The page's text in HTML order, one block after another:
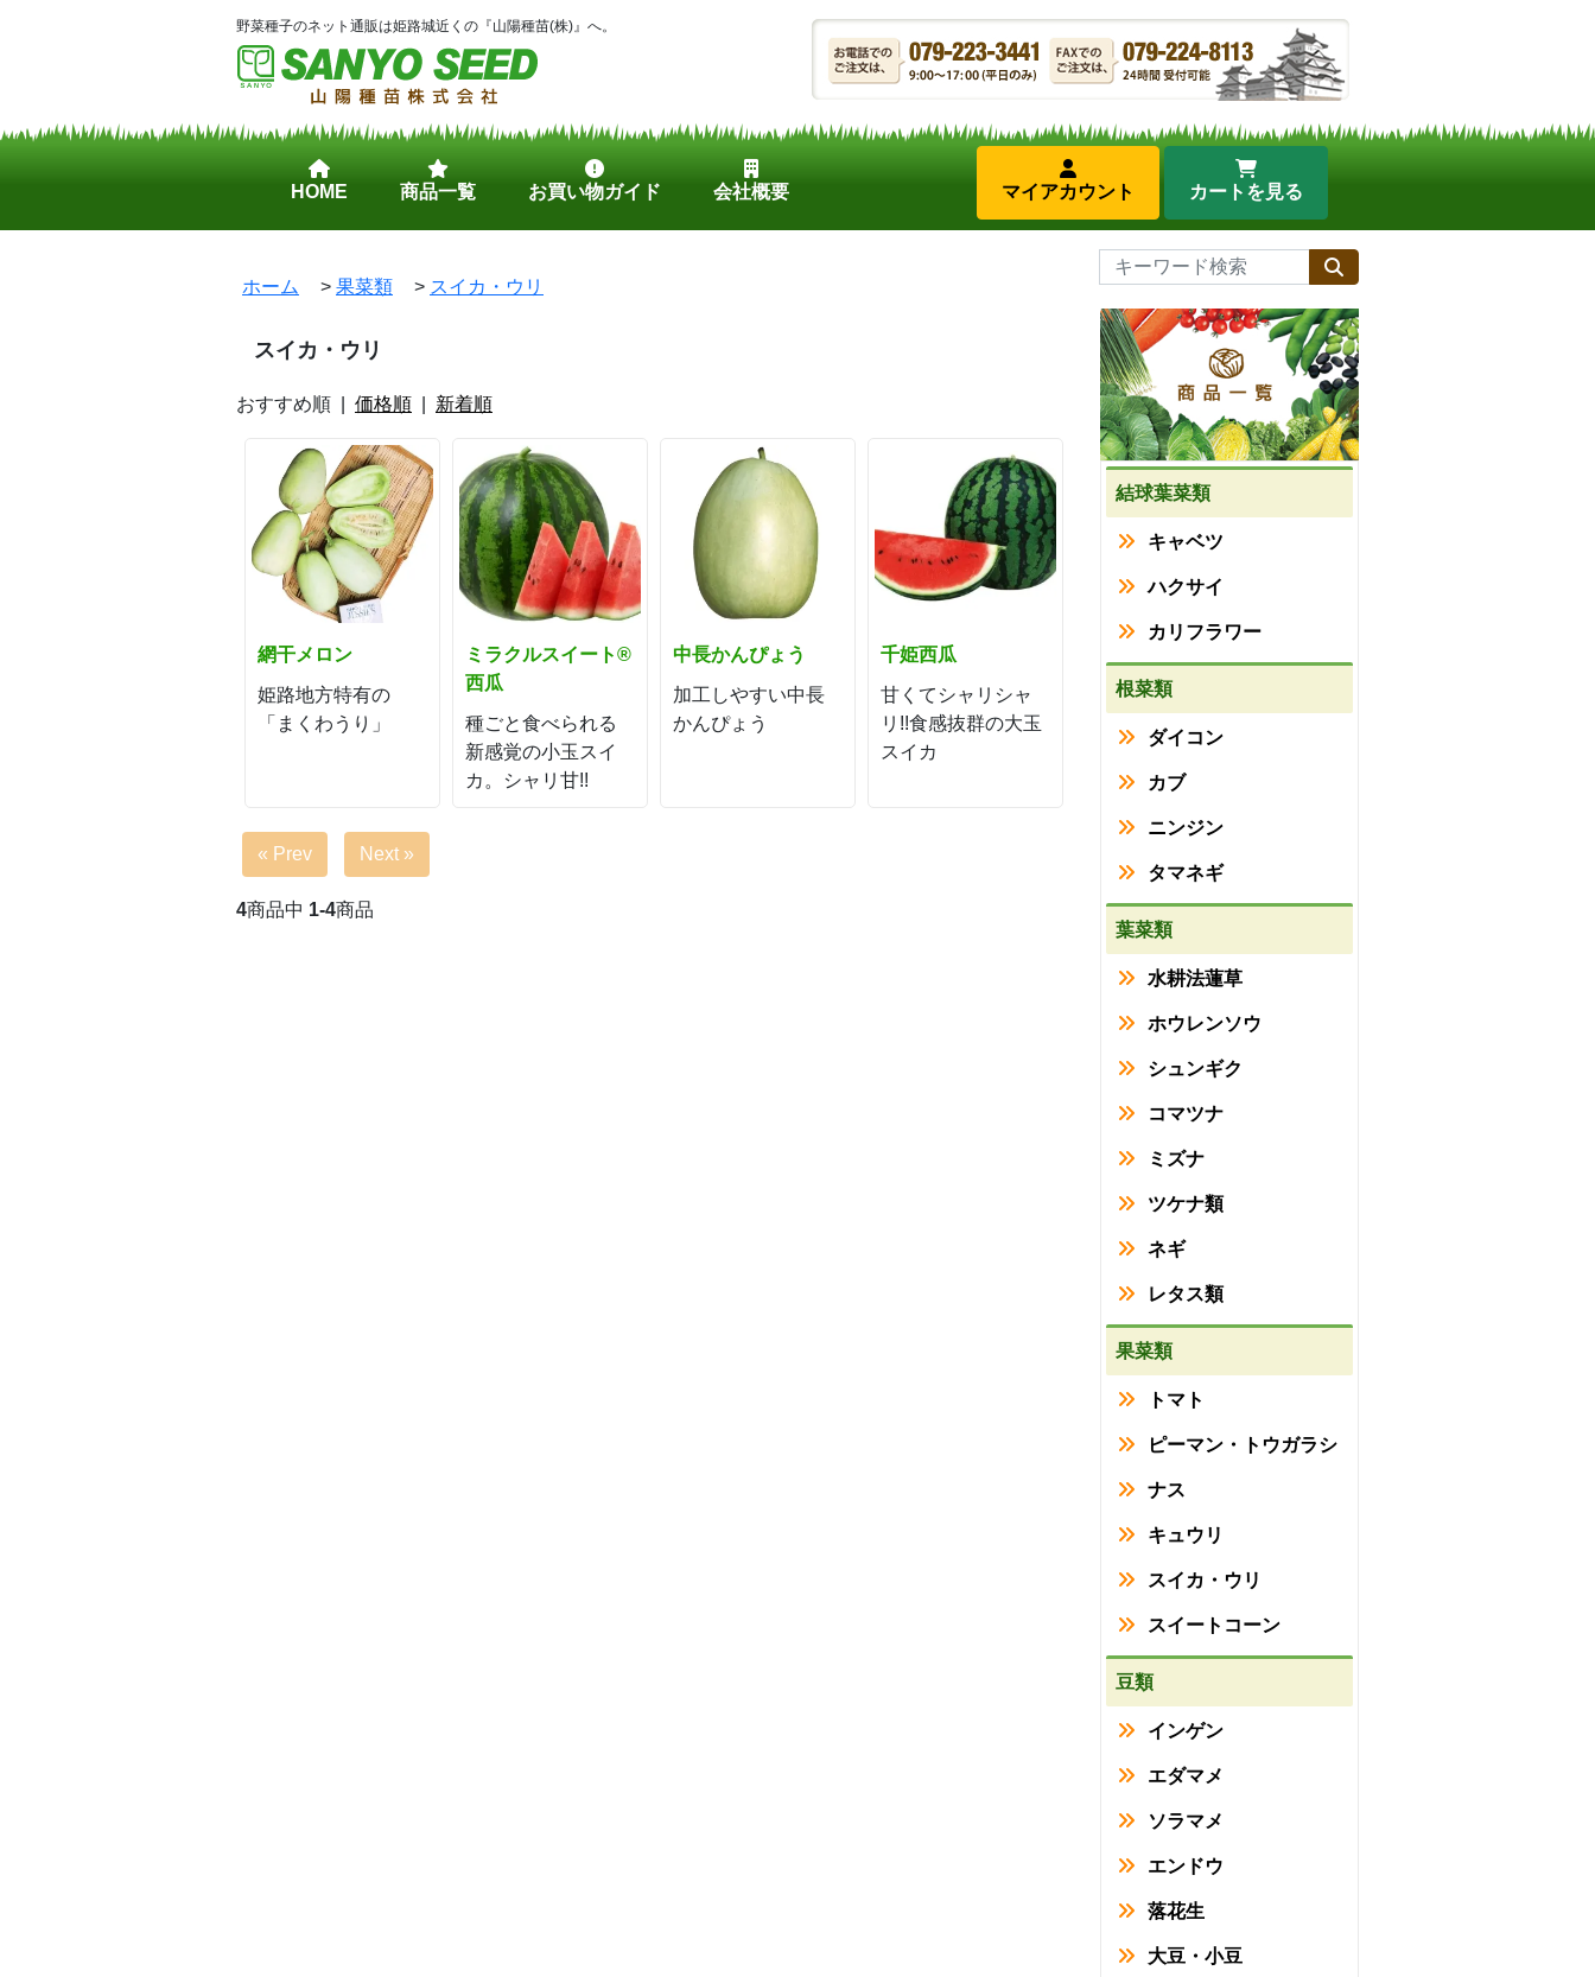
野菜種子のネット通販は姫路城近くの『山陽種苗(株)』へ。
HOME 商品一覧 お買い物ガイド 会社概要 マイアカウント カートを見る
ホーム > 果菜類 > スイカ・ウリ
スイカ・ウリ
おすすめ順 | 価格順 新着順
網干メロン
姫路地方特有の
「まくわうり」
ミラクルスイート®
西瓜
種ごと食べられる
新感覚の小玉スイ
カ。シャリ甘!!
中長かんぴょう
加工しやすい中長
かんぴょう
千姫西瓜
甘くてシャリシャ
リ!!食感抜群の大玉
スイカ
« Prev Next »
4商品中 1-4商品
結球葉菜類
キャベツ
ハクサイ
カリフラワー
根菜類
ダイコン
カブ
ニンジン
タマネギ
葉菜類
水耕法蓮草
ホウレンソウ
シュンギク
コマツナ
ミズナ
ツケナ類
ネギ
レタス類
果菜類
トマト
ピーマン・トウガラシ
ナス
キュウリ
スイカ・ウリ
スイートコーン
豆類
インゲン
エダマメ
ソラマメ
エンドウ
落花生
大豆・小豆